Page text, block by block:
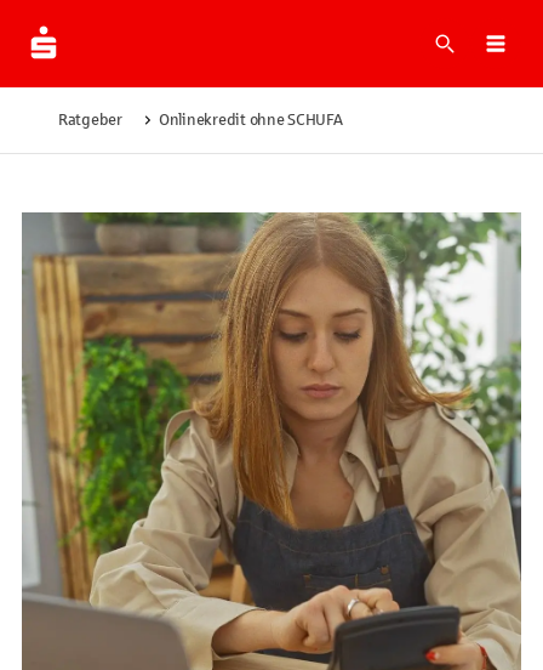
Suche
Ratgeber Onlinekredit ohne SCHUFA